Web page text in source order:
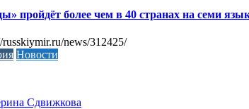
пройдёт более чем в 40 странах на семи
news/312425/
Новости
Сдвижкова